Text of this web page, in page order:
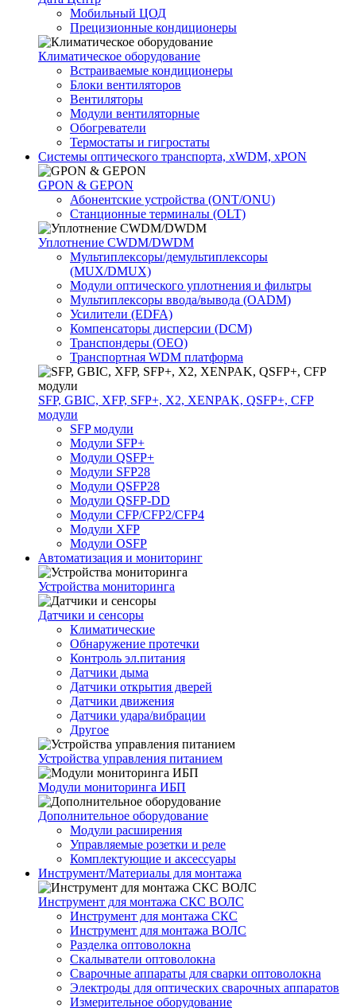
Мобильный ЦОД
Прецизионные кондиционеры
Климатичeское оборудование
Встраиваемые кондиционеры
Блоки вентиляторов
Вентиляторы
Модули вентиляторные
Обогреватели
Термостаты и гигростаты
Системы оптического транспорта, xWDM, xPON
GPON & GEPON
Абонентские устройства (ONT/ONU)
Станционные терминалы (OLT)
Уплотнение CWDM/DWDM
Мультиплексоры/демультиплексоры
(MUX/DMUX)
Модули оптического уплотнения и фильтры
Мультиплексоры ввода/вывода (OADM)
Усилители (EDFA)
Компенсаторы дисперсии (DCM)
Транспондеры (OEO)
Транспортная WDM платформа
SFP, GBIC, XFP, SFP+, X2, XENPAK, QSFP+, CFP
модули
SFP модули
Модули SFP+
Модули QSFP+
Модули SFP28
Модули QSFP28
Модули QSFP-DD
Модули CFP/CFP2/CFP4
Модули XFP
Модули OSFP
Автоматизация и мониторинг
Устройства мониторинга
Датчики и сенсоры
Климатические
Обнаружение протечки
Контроль эл.питания
Датчики дыма
Датчики открытия дверей
Датчики движения
Датчики удара/вибрации
Другое
Устройства управления питанием
Модули мониторинга ИБП
Дополнительное оборудование
Модули расширения
Управляемые розетки и реле
Комплектующие и аксессуары
Инструмент/Материалы для монтажа
Инструмент для монтажа СКС ВОЛС
Инструмент для монтажа СКС
Инструмент для монтажа ВОЛС
Разделка оптоволокна
Скалыватели оптоволокна
Сварочные аппараты для сварки оптоволокна
Электроды для оптических сварочных аппаратов
Измерительное оборудование